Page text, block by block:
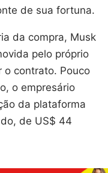
de sua fortuna.
da compra, Musk
pelo próprio
o contrato. Pouco
o empresário
da plataforma
de US$ 44